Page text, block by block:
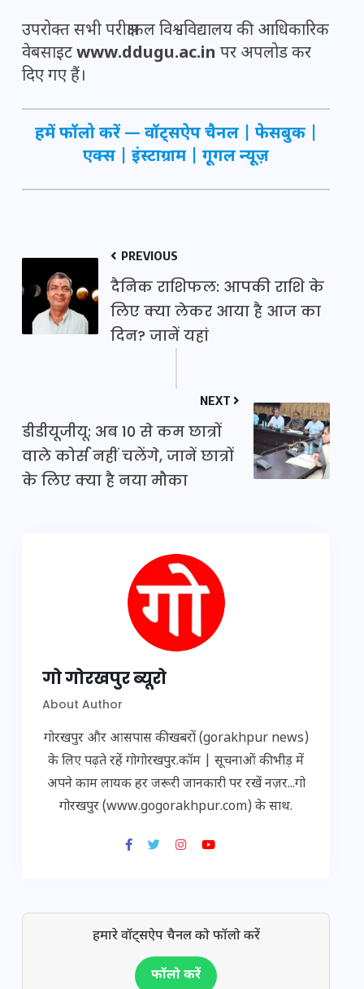
उपरोक्त सभी परीक्षाफल विश्वविद्यालय की आधिकारिक
वेबसाइटwww.ddugu.ac.in पर अपलोड कर
दिए गए हैं।
हमें फॉलो करें — वॉट्सऐप चैनल फेसबुक
एक्स
इंस्टाग्राम गूगल न्यूज़
PREVIOUS
दैनिक राशिफल: आपकी राशि के
लिए क्या लेकर आया है आज का
दिन? जानें यहां
NEXT
डीडीयूजीयू: अब 10 से कम छात्रों
वाले कोर्स नहीं चलेंगे, जानें छात्रों
के लिए क्या है नया मौका
गो गोरखपुर ब्यूरो
About Author
गोरखपुर और आसपास की खबरों (gorakhpur news)
के लिए पढ़ते रहें गोगोरखपुर.कॉम | सूचनाओं की भीड़ में
अपने काम लायक हर जरूरी जानकारी पर रखें नज़र...गो
गोरखपुर (www.gogorakhpur.com) के साथ.
हमारे वॉट्सऐप चैनल को फॉलो करें
फॉलो करें